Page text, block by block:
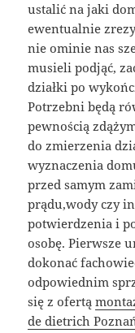
ustalić na jaki
ewentualnie
nie ominie nas
musieli podjąć,
działki po
Potrzebni będą
pewnością
do zmierzenia
wyznaczenia
przed samym
prądu,wody czy
potwierdzenia i
osobę. Pierwsze
dokonać
odpowiednim
się z ofertą
de dietrich